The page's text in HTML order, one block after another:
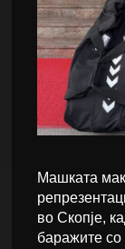
Машката
во Скопје,
баражите